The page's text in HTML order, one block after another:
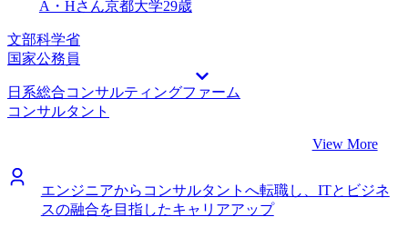
な知見でバリューを発揮していきたいと考えています。
A・Hさん京都大学29歳
文部科学省
国家公務員
日系総合コンサルティングファーム
コンサルタント
View More
エンジニアからコンサルタントへ転職し、ITとビジネ
スの融合を目指したキャリアアップ